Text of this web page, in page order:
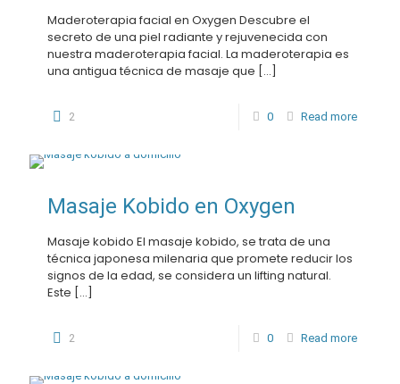
Maderoterapia facial en Oxygen Descubre el
secreto de una piel radiante y rejuvenecida con
nuestra maderoterapia facial. La maderoterapia es
una antigua técnica de masaje que […]
2 0 Read more
Masaje Kobido en Oxygen
Masaje kobido El masaje kobido, se trata de una
técnica japonesa milenaria que promete reducir los
signos de la edad, se considera un lifting natural.
Este […]
2 0 Read more